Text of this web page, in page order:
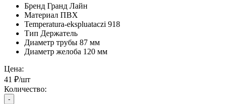
Бренд Гранд Лайн
Материал ПВХ
Temperatura-ekspluataczi 918
Тип Держатель
Диаметр трубы 87 мм
Диаметр желоба 120 мм
Цена:
41 ₽/шт
Количество:
-